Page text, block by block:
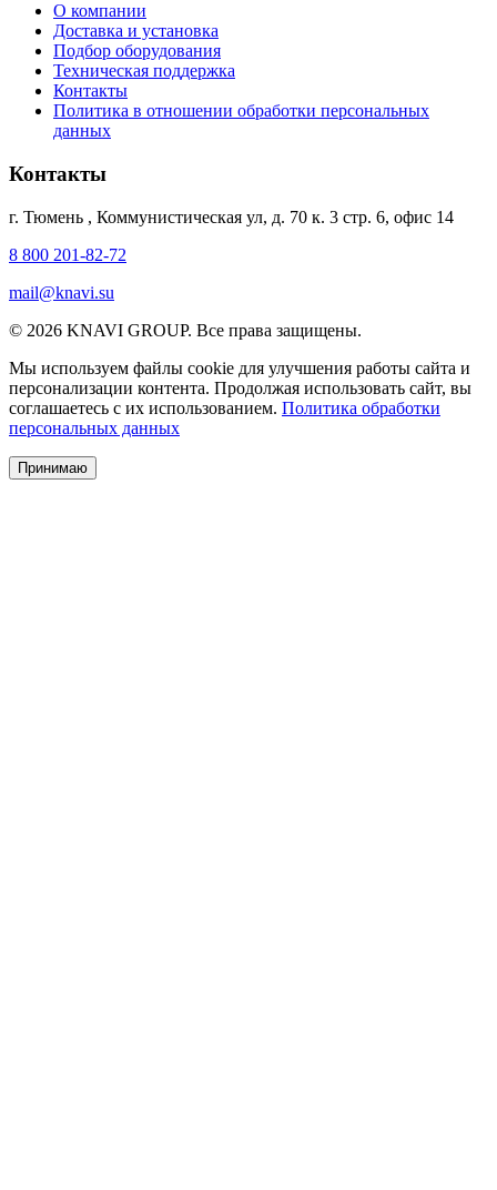
О компании
Доставка и установка
Подбор оборудования
Техническая поддержка
Контакты
Политика в отношении обработки персональных
данных
Контакты
г. Тюмень , Коммунистическая ул, д. 70 к. 3 стр. 6, офис 14
8 800 201-82-72
mail@knavi.su
© 2026 KNAVI GROUP. Все права защищены.
Мы используем файлы cookie для улучшения работы сайта и
персонализации контента. Продолжая использовать сайт, вы
соглашаетесь с их использованием. Политика обработки
персональных данных
Принимаю